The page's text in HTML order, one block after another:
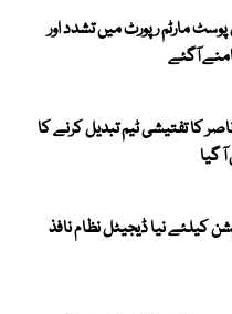
مارٹم رپورٹ میں تشدد اور
آگئے
کا تفتیشی ٹیم تبدیل کرنے کا
گیا
آپریشن کیلئے نیا ڈیجیٹل نظام نافذ